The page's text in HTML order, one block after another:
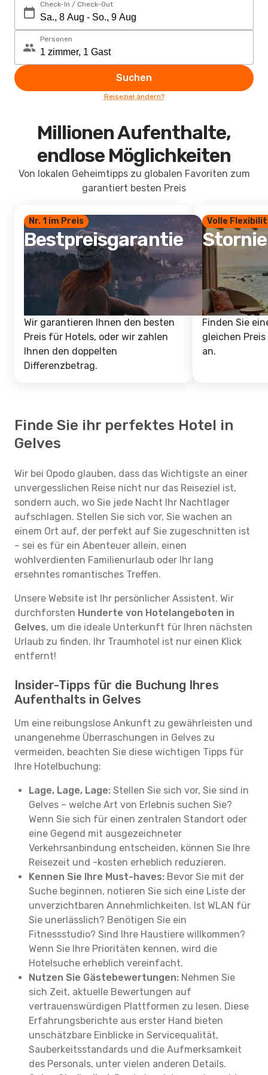
Check-In / Check-Out
Personen
Suchen
Reiseziel ändern?
Millionen Aufenthalte,
endlose Möglichkeiten
Von lokalen Geheimtipps zu globalen Favoriten zum
garantiert besten Preis
Nr. 1 im Preis
Bestpreisgarantie
Wir garantieren Ihnen den besten
Preis für Hotels, oder wir zahlen
Ihnen den doppelten
Differenzbetrag.
Volle
Finden Sie
gleichen
an.
Finde Sie ihr perfektes Hotel in
Gelves
Wir bei Opodo glauben, dass das Wichtigste an einer
unvergesslichen Reise nicht nur das Reiseziel ist,
sondern auch, wo Sie jede Nacht Ihr Nachtlager
aufschlagen. Stellen Sie sich vor, Sie wachen an
einem Ort auf, der perfekt auf Sie zugeschnitten ist
– sei es für ein Abenteuer allein, einen
wohlverdienten Familienurlaub oder Ihr lang
ersehntes romantisches Treffen.
Unsere Website ist Ihr persönlicher Assistent. Wir
durchforsten Hunderte von Hotelangeboten in
Gelves, um die ideale Unterkunft für Ihren nächsten
Urlaub zu finden. Ihr Traumhotel ist nur einen Klick
entfernt!
Insider-Tipps für die Buchung Ihres
Aufenthalts in Gelves
Um eine reibungslose Ankunft zu gewährleisten und
unangenehme Überraschungen in Gelves zu
vermeiden, beachten Sie diese wichtigen Tipps für
Ihre Hotelbuchung:
Lage, Lage, Lage: Stellen Sie sich vor, Sie sind in
Gelves – welche Art von Erlebnis suchen Sie?
Wenn Sie sich für einen zentralen Standort oder
eine Gegend mit ausgezeichneter
Verkehrsanbindung entscheiden, können Sie Ihre
Reisezeit und -kosten erheblich reduzieren.
Kennen Sie Ihre Must-haves: Bevor Sie mit der
Suche beginnen, notieren Sie sich eine Liste der
unverzichtbaren Annehmlichkeiten. Ist WLAN für
Sie unerlässlich? Benötigen Sie ein
Fitnessstudio? Sind Ihre Haustiere willkommen?
Wenn Sie Ihre Prioritäten kennen, wird die
Hotelsuche erheblich vereinfacht.
Nutzen Sie Gästebewertungen: Nehmen Sie
sich Zeit, aktuelle Bewertungen auf
vertrauenswürdigen Plattformen zu lesen. Diese
Erfahrungsberichte aus erster Hand bieten
unschätzbare Einblicke in Servicequalität,
Sauberkeitsstandards und die Aufmerksamkeit
des Personals, unter vielen anderen Details.